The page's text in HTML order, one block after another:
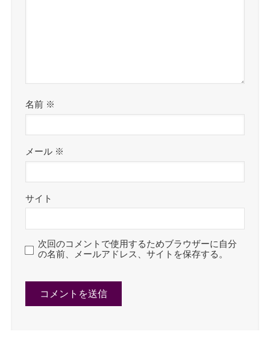
名前 ※
メール ※
サイト
次回のコメントで使用するためブラウザーに自分
の名前、メールアドレス、サイトを保存する。